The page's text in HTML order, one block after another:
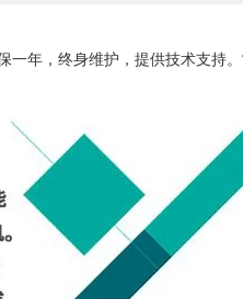
年，终身维护，提供技术支持。